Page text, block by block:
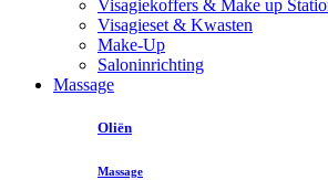
Visagiekoffers & Make up
Visagieset & Kwasten
Make-Up
Saloninrichting
Massage
Oliën
Massage